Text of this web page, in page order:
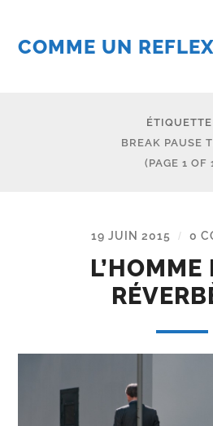
COMME UN REFLEX
ÉTIQUETTE
BREAK PAUSE
(PAGE 1 OF
19 JUIN 2015 / 0
L’HOMME